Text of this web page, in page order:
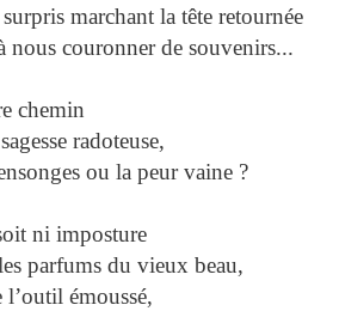
marchant la tête retournée
nous couronner de souvenirs...
chemin
radoteuse,
ou la peur vaine ?
ni imposture
parfums du vieux beau,
émoussé,